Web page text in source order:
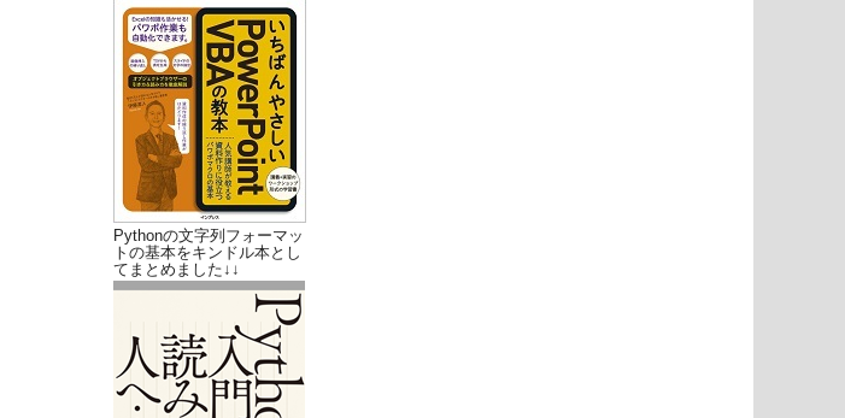
Pythonの文字列フォーマッ
トの基本をキンドル本とし
てまとめました↓↓